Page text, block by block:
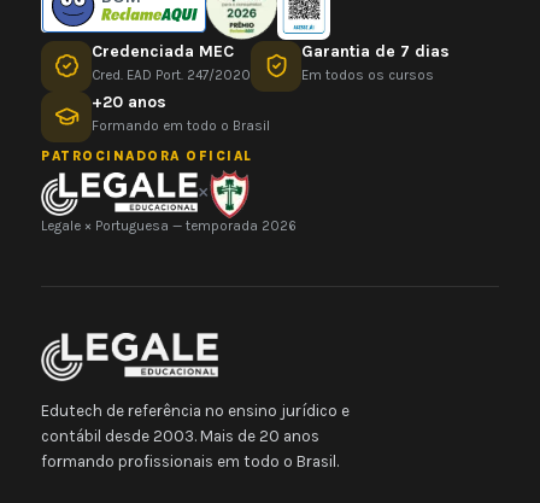
Credenciada MEC
Cred. EAD Port. 247/2020
Garantia de 7 dias
Em todos os cursos
+20 anos
Formando em todo o Brasil
PATROCINADORA OFICIAL
×
Legale × Portuguesa — temporada 2026
Edutech de referência no ensino jurídico e
contábil desde 2003. Mais de 20 anos
formando profissionais em todo o Brasil.